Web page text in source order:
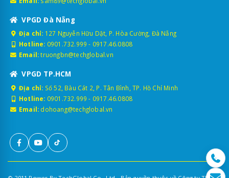
VPGD Đà Nẵng
Địa chỉ: 127 Nguyễn Hữu Dật, P. Hòa Cường, Đà Nẵng
Hotline: 0901.732.999 - 0917.46.0808
Email: truongbn@techglobal.vn
VPGD TP.HCM
Địa chỉ: Số 52, Bàu Cát 2, P. Tân Bình, TP. Hồ Chí Minh
Hotline: 0901.732.999 - 0917.46.0808
Email: dohoang@techglobal.vn